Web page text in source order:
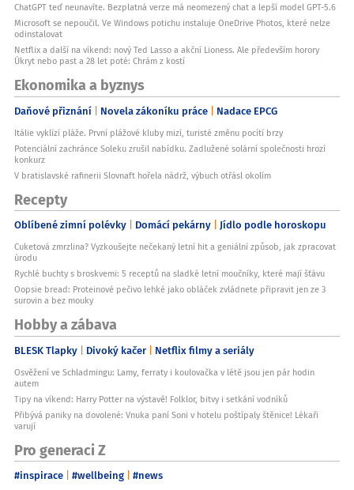
ChatGPT teď neunavíte. Bezplatná verze má neomezený chat a lepší model GPT-5.6
Microsoft se nepoučil. Ve Windows potichu instaluje OneDrive Photos, které nelze
odinstalovat
Netflix a další na víkend: nový Ted Lasso a akční Lioness. Ale především horory
Úkryt nebo past a 28 let poté: Chrám z kostí
Ekonomika a byznys
Daňové přiznání Novela zákoníku práce Nadace EPCG
Itálie vyklízí pláže. První plážové kluby mizí, turisté změnu pocítí brzy
Potenciální zachránce Soleku zrušil nabídku. Zadlužené solární společnosti hrozí
konkurz
V bratislavské rafinerii Slovnaft hořela nádrž, výbuch otřásl okolím
Recepty
Oblíbené zimní polévky Domácí pekárny Jídlo podle horoskopu
Cuketová zmrzlina? Vyzkoušejte nečekaný letní hit a geniální způsob, jak zpracovat
úrodu
Rychlé buchty s broskvemi: 5 receptů na sladké letní moučníky, které mají šťávu
Oopsie bread: Proteinové pečivo lehké jako obláček zvládnete připravit jen ze 3
surovin a bez mouky
Hobby a zábava
BLESK Tlapky Divoký kačer Netflix filmy a seriály
Osvěžení ve Schladmingu: Lamy, ferraty i koulovačka v létě jsou jen pár hodin
autem
Tipy na víkend: Harry Potter na výstavě! Folklor, bitvy i setkání vodníků
Přibývá paniky na dovolené: Vnuka paní Soni v hotelu poštípaly štěnice! Lékaři
varují
Pro generaci Z
#inspirace #wellbeing #news